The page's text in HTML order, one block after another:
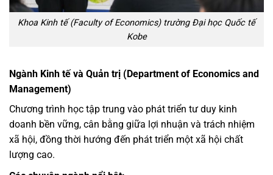
Khoa Kinh tế (Faculty of Economics) trường Đại học Quốc tế
Kobe
Ngành Kinh tế và Quản trị (Department of Economics and
Management)
Chương trình học tập trung vào phát triển tư duy kinh
doanh bền vững, cân bằng giữa lợi nhuận và trách nhiệm
xã hội, đồng thời hướng đến phát triển một xã hội chất
lượng cao.